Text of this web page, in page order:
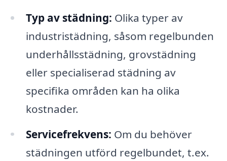
Typ av städning: Olika typer av
industristädning, såsom regelbunden
underhållsstädning, grovstädning
eller specialiserad städning av
specifika områden kan ha olika
kostnader.
Servicefrekvens: Om du behöver
städningen utförd regelbundet, t.ex.